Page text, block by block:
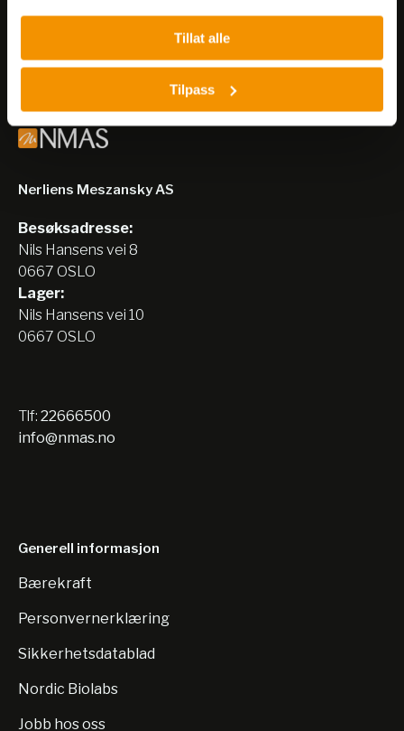
Tillat alle
Tilpass
Meld på nyhetsbrev
Nerliens Meszansky AS
Besøksadresse:
Nils Hansens vei 8
0667 OSLO
Lager:
Nils Hansens vei 10
0667 OSLO
Tlf: 22666500
info@nmas.no
Generell informasjon
Bærekraft
Personvernerklæring
Sikkerhetsdatablad
Nordic Biolabs
Jobb hos oss